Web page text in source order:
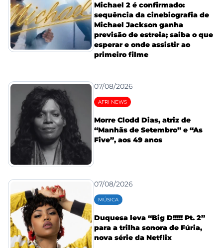
Michael 2 é confirmado:
sequência da cinebiografia de
Michael Jackson ganha
previsão de estreia; saiba o que
esperar e onde assistir ao
primeiro filme
07/08/2026
AFRI NEWS
Morre Clodd Dias, atriz de
“Manhãs de Setembro” e “As
Five”, aos 49 anos
07/08/2026
MÚSICA
Duquesa leva “Big D!!!!! Pt. 2”
para a trilha sonora de Fúria,
nova série da Netflix